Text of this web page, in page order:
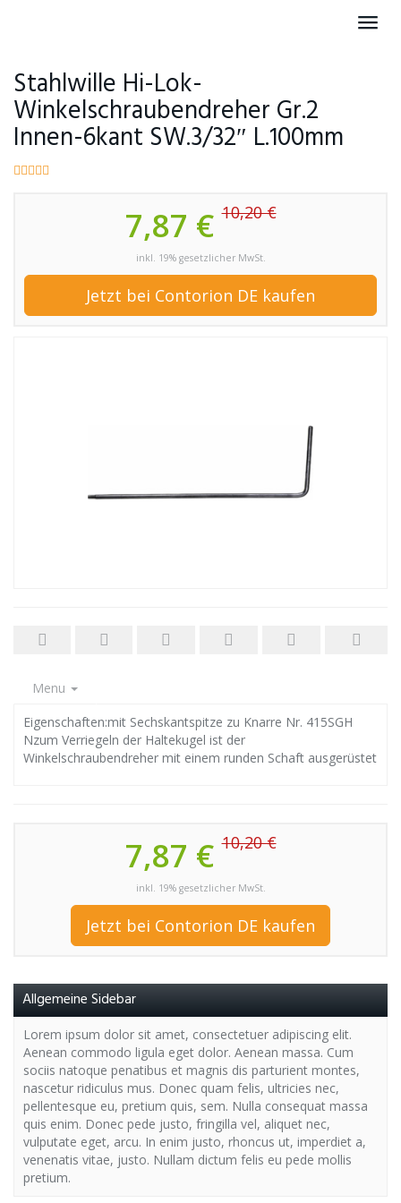
Stahlwille Hi-Lok-
Winkelschraubendreher Gr.2
Innen-6kant SW.3/32″ L.100mm
7,87 €10,20 €
inkl. 19% gesetzlicher MwSt.
Jetzt bei Contorion DE kaufen
Menu
Eigenschaften:mit Sechskantspitze zu Knarre Nr. 415SGH
Nzum Verriegeln der Haltekugel ist der
Winkelschraubendreher mit einem runden Schaft ausgerüstet
7,87 €10,20 €
inkl. 19% gesetzlicher MwSt.
Jetzt bei Contorion DE kaufen
Allgemeine Sidebar
Lorem ipsum dolor sit amet, consectetuer adipiscing elit.
Aenean commodo ligula eget dolor. Aenean massa. Cum
sociis natoque penatibus et magnis dis parturient montes,
nascetur ridiculus mus. Donec quam felis, ultricies nec,
pellentesque eu, pretium quis, sem. Nulla consequat massa
quis enim. Donec pede justo, fringilla vel, aliquet nec,
vulputate eget, arcu. In enim justo, rhoncus ut, imperdiet a,
venenatis vitae, justo. Nullam dictum felis eu pede mollis
pretium.